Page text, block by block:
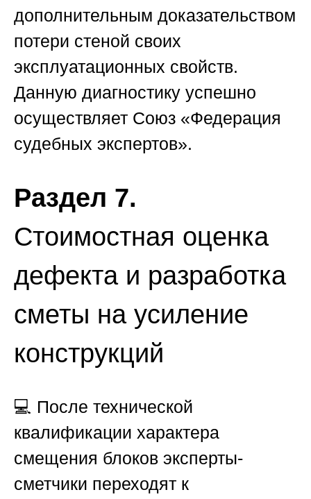
дополнительным доказательством
потери стеной своих
эксплуатационных свойств.
Данную диагностику успешно
осуществляет Союз «Федерация
судебных экспертов».
Раздел 7.
Стоимостная оценка
дефекта и разработка
сметы на усиление
конструкций
💻 После технической
квалификации характера
смещения блоков эксперты-
сметчики переходят к